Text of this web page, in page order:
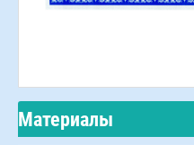
Материалы